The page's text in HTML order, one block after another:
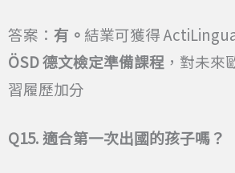
答案： 有。 結業可獲得
ÖSD 德文檢定準備課程 ，對未來
習履歷加分
Q15.適合第一次出國的孩子嗎？